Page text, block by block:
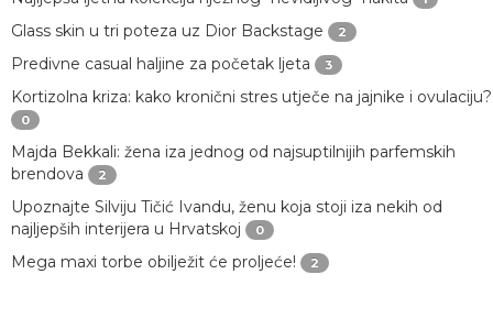
Glass skin u tri poteza uz Dior Backstage 2
Predivne casual haljine za početak ljeta 3
Kortizolna kriza: kako kronični stres utječe na jajnike i ovulaciju?
0
Majda Bekkali: žena iza jednog od najsuptilnijih parfemskih
brendova
2
Upoznajte Silviju Tičić Ivandu, ženu koja stoji iza nekih od
najljepših interijera u Hrvatskoj
0
Mega maxi torbe obilježit će proljeće! 2